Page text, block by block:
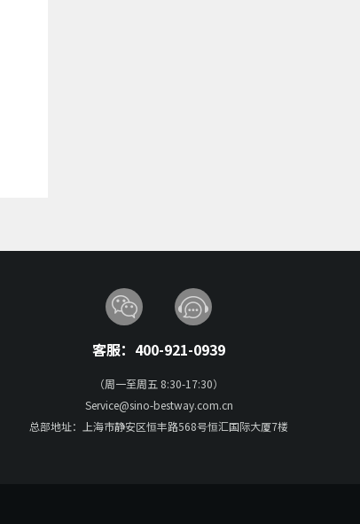
客服：400-921-0939
（周一至周五 8:30-17:30）
Service@sino-bestway.com.cn
总部地址：上海市静安区恒丰路568号恒汇国际大厦7楼